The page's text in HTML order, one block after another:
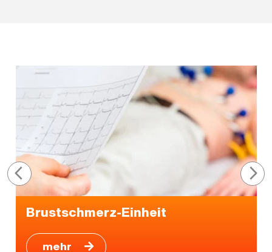
Brustschmerz-Einheit
mehr